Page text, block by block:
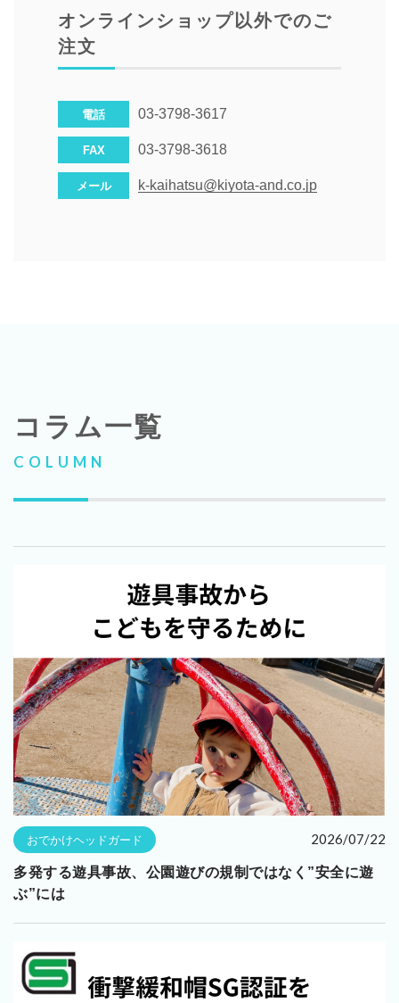
オンラインショップ以外でのご
注文
電話 03-3798-3617
FAX 03-3798-3618
メール k-kaihatsu@kiyota-and.co.jp
コラム一覧
COLUMN
おでかけヘッドガード 2026/07/22
多発する遊具事故、公園遊びの規制ではなく”安全に遊
ぶ”には